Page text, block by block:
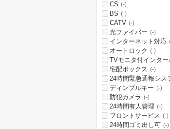
CS (-)
BS (-)
CATV (-)
光ファイバー (-)
インターネット対応
オートロック (-)
TVモニタ付インター
宅配ボックス (-)
24時間緊急通報シス
ディンプルキー (-)
防犯カメラ (-)
24時間有人管理 (-)
フロントサービス (-)
24時間ゴミ出し可 (-)